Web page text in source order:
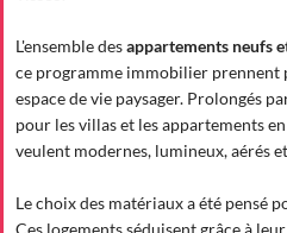
L'ensemble desappartements neufs
ce programme immobilier prennent
espace de vie paysager. Prolongés
pour les villas et les appartements
veulent modernes, lumineux, aérés
Le choix des matériaux a été pensé
Ces logements séduisent grâce à